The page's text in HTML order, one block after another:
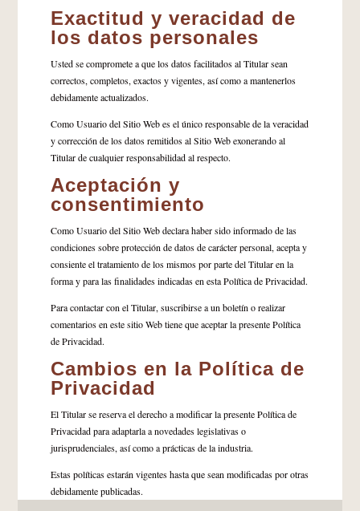
Exactitud y veracidad de
los datos personales
Usted se compromete a que los datos facilitados al Titular sean
correctos, completos, exactos y vigentes, así como a mantenerlos
debidamente actualizados.
Como Usuario del Sitio Web es el único responsable de la veracidad
y corrección de los datos remitidos al Sitio Web exonerando al
Titular de cualquier responsabilidad al respecto.
Aceptación y
consentimiento
Como Usuario del Sitio Web declara haber sido informado de las
condiciones sobre protección de datos de carácter personal, acepta y
consiente el tratamiento de los mismos por parte del Titular en la
forma y para las finalidades indicadas en esta Política de Privacidad.
Para contactar con el Titular, suscribirse a un boletín o realizar
comentarios en este sitio Web tiene que aceptar la presente Política
de Privacidad.
Cambios en la Política de
Privacidad
El Titular se reserva el derecho a modificar la presente Política de
Privacidad para adaptarla a novedades legislativas o
jurisprudenciales, así como a prácticas de la industria.
Estas políticas estarán vigentes hasta que sean modificadas por otras
debidamente publicadas.